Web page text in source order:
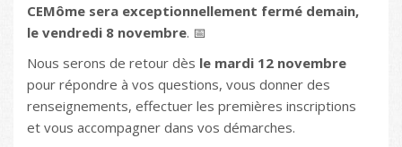
CEMôme sera exceptionnellement fermé demain,
le vendredi 8 novembre. 📅
Nous serons de retour dès le mardi 12 novembre
pour répondre à vos questions, vous donner des
renseignements, effectuer les premières inscriptions
et vous accompagner dans vos démarches.